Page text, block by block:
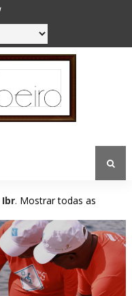
Ibr. Mostrar todas as